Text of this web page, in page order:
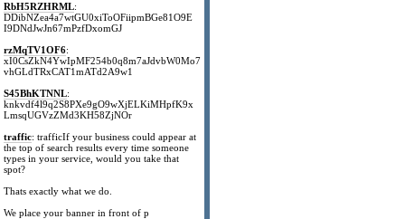
RbH5RZHRML:
DDibNZea4a7wtGU0xiToOFiipmBGe81O9E
I9DNdJwJn67mPzfDxomGJ
rzMqTV1OF6:
xI0CsZkN4YwIpMF254b0q8m7aJdvbW0Mo7
vhGLdTRxCAT1mATd2A9w1
S45BhKTNNL:
knkvdf4l9q2S8PXe9gO9wXjELKiMHpfK9x
LmsqUGVzZMd3KH58ZjNOr
traffic: trafficIf your business could appear at
the top of search results every time someone
types in your service, would you take that
spot?
Thats exactly what we do.
We place your banner in front of p